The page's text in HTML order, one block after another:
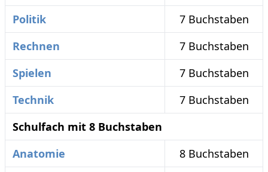
Politik
7 Buchstaben
Rechnen
7 Buchstaben
Spielen
7 Buchstaben
Technik
7 Buchstaben
Schulfach mit 8 Buchstaben
Anatomie
8 Buchstaben